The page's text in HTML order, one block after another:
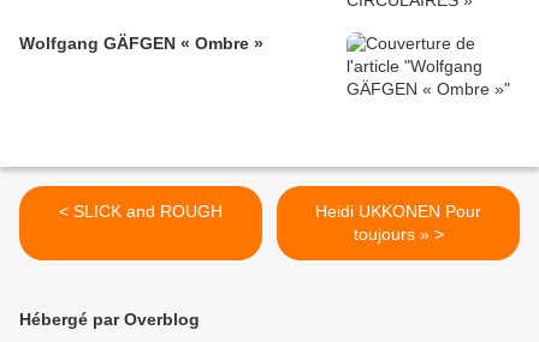
Wolfgang GÄFGEN « Ombre »
< SLICK and ROUGH
Heidi UKKONEN Pour
toujours » >
Hébergé par Overblog